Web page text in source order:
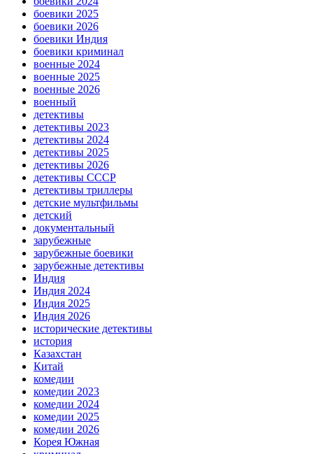
боевики 2025
боевики 2026
боевики Индия
боевики криминал
военные 2024
военные 2025
военные 2026
военный
детективы
детективы 2023
детективы 2024
детективы 2025
детективы 2026
детективы СССР
детективы триллеры
детские мультфильмы
детский
документальный
зарубежные
зарубежные боевики
зарубежные детективы
Индия
Индия 2024
Индия 2025
Индия 2026
исторические детективы
история
Казахстан
Китай
комедии
комедии 2023
комедии 2024
комедии 2025
комедии 2026
Корея Южная